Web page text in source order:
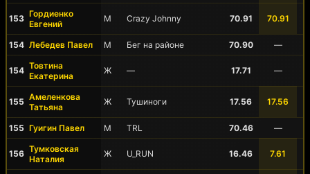
153 Гордиенко
Евгений
М Crazy Johnny 70.91 70.91
154 Лебедев Павел М Бег на районе 70.90 —
154 Товтина
Екатерина
Ж — 17.71 —
155 Амеленкова
Татьяна
Ж Тушиноги 17.56 17.56
155 Гуигин Павел М TRL 70.46 —
156 Тумковская
Наталия
Ж U_RUN 16.46 7.61